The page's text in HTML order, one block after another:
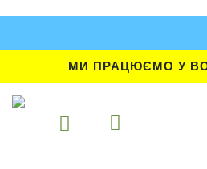
МИ ПРАЦЮЄМО У